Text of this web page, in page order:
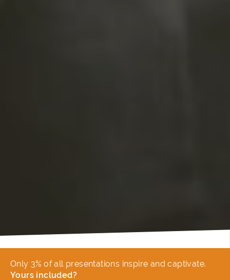
Only 3% of all presentations inspire and captivate.
Yours included?